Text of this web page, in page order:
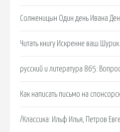
Солженицын Один день Ивана
Читать книгу Искренне ваш Шурик.
русский и литература 865:
Как написать письмо на
/Классика: Ильф Илья, Петров